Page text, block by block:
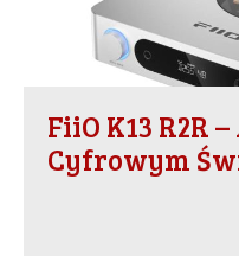
FiiO K13 R2R
Cyfrowym